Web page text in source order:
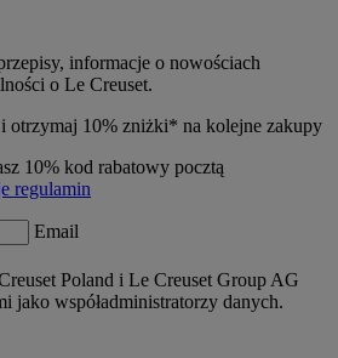
informacje o nowościach
o Le Creuset.
otrzymaj 10% zniżki* na kolejne zakupy
10% kod rabatowy pocztą
regulamin
Email
Poland i Le Creuset Group AG
jako współadministratorzy danych.